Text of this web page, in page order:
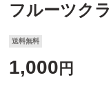
フルーツク
送料無料
1,000 円